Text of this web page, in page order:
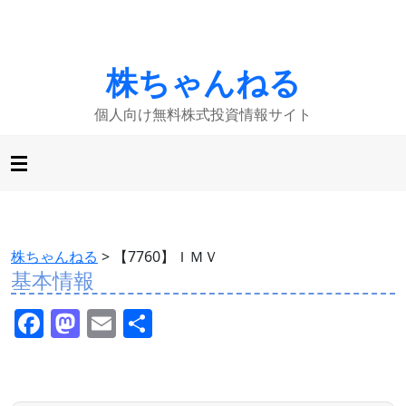
株ちゃんねる
個人向け無料株式投資情報サイト
株ちゃんねる > 【7760】ＩＭＶ
基本情報
F M E